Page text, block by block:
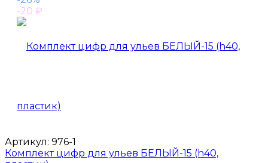
-20 ₽
Артикул: 976-1
Комплект цифр для ульев БЕЛЫЙ-15 (h40,